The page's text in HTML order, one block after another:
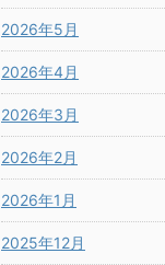
2026年5月
2026年4月
2026年3月
2026年2月
2026年1月
2025年12月